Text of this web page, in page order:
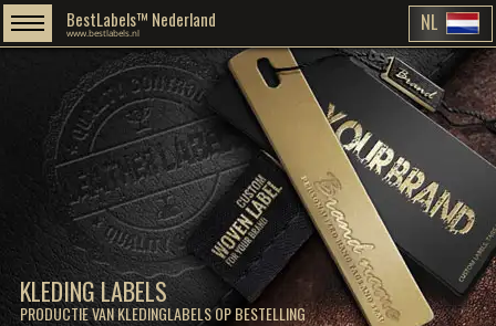
KLEDING LABELS
PRODUCTIE VAN KLEDINGLABELS OP BESTELLING
BestLabels™ Nederland
www.bestlabels.nl NL